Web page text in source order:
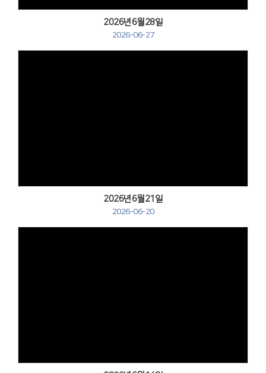
2026년6월28일
2026-06-27
2026년6월21일
2026-06-20